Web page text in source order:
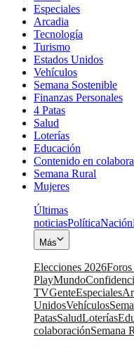
Especiales
Arcadia
Tecnología
Turismo
Estados Unidos
Vehículos
Semana Sostenible
Finanzas Personales
4 Patas
Salud
Loterías
Educación
Contenido en
Semana Rural
Mujeres
Últimas
noticiasPolíticaNación
Más
Elecciones 2026Foros
PlayMundo
TVGenteEspeciales
UnidosVehículos
PatasSaludLoterías
colaboraciónSemana